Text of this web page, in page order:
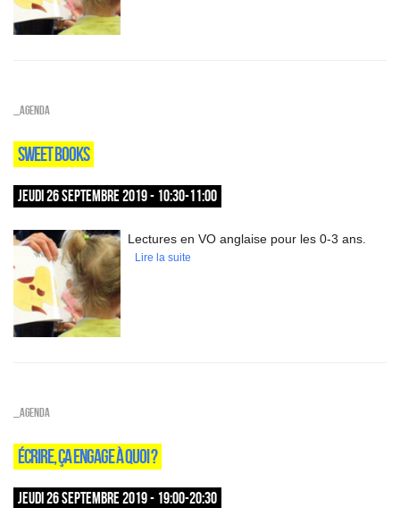
_Agenda
SWEET BOOKS
JEUDI 26 SEPTEMBRE 2019 - 10:30-11:00
Lectures en VO anglaise pour les 0-3 ans.
Lire la suite
_Agenda
ÉCRIRE, ÇA ENGAGE À QUOI ?
JEUDI 26 SEPTEMBRE 2019 - 19:00-20:30